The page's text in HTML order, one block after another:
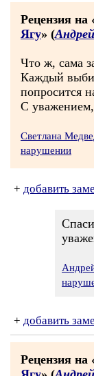
Рецензия на
Ягу» (
Что ж, сама
Каждый
попросится
С уважением,
Светлана
нарушении
+ добавить
+ добавить
Рецензия на